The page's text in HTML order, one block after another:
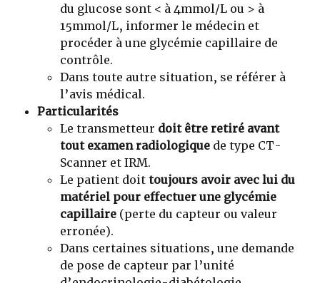
du glucose sont < à 4mmol/L ou > à
15mmol/L, informer le médecin et
procéder à une glycémie capillaire de
contrôle.
Dans toute autre situation, se référer à
l’avis médical.
Particularités
Le transmetteur doit être retiré avant
tout examen radiologique de type CT-
Scanner et IRM.
Le patient doit toujours avoir avec lui du
matériel pour effectuer une glycémie
capillaire (perte du capteur ou valeur
erronée).
Dans certaines situations, une demande
de pose de capteur par l’unité